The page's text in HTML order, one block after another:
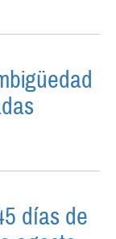
días de